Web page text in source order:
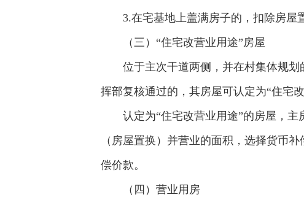
3.在宅基地上盖满房子的，扣除房屋
（三）“住宅改营业用途”房屋
位于主次干道两侧，并在村集体规
挥部复核通过的，其房屋可认定为“住宅改
认定为“住宅改营业用途”的房屋，
（房屋置换）并营业的面积，选择货币
偿价款。
（四）营业用房